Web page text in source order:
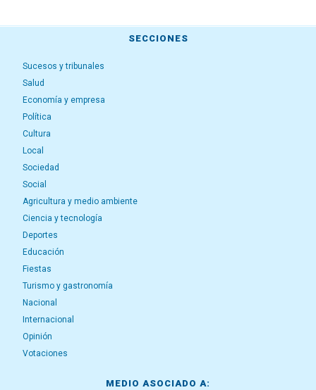
SECCIONES
Sucesos y tribunales
Salud
Economía y empresa
Política
Cultura
Local
Sociedad
Social
Agricultura y medio ambiente
Ciencia y tecnología
Deportes
Educación
Fiestas
Turismo y gastronomía
Nacional
Internacional
Opinión
Votaciones
MEDIO ASOCIADO A: